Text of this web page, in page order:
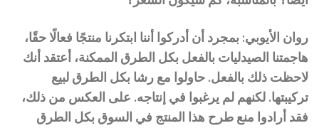
روان الأيوبي: بمجرد أن أدركوا أننا ابتكرنا منتجًا فعالًا حقًا،
هاجمتنا الصيدليات بالفعل بكل الطرق الممكنة، أعتقد أنك
لاحظت ذلك بالفعل. حاولوا مع رشا بكل الطرق لبيع
تركيبتها. لكنهم لم يرغبوا في إنتاجه. على العكس من ذلك،
فقد أرادوا منع طرح هذا المنتج في السوق بكل الطرق